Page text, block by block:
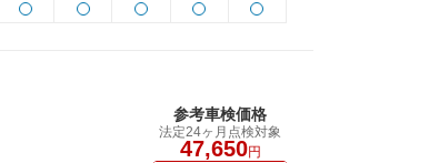
参考車検価格
法定24ヶ月点検対象
47,650円